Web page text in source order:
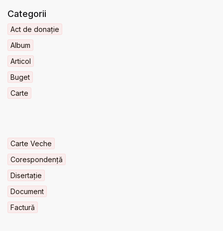
Categorii
Act de donație
Album
Articol
Buget
Carte
Carte Veche
Corespondență
Disertație
Document
Factură